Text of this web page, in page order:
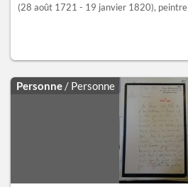
(28 août 1721 - 19 janvier 1820), peintre
Personne / Personne